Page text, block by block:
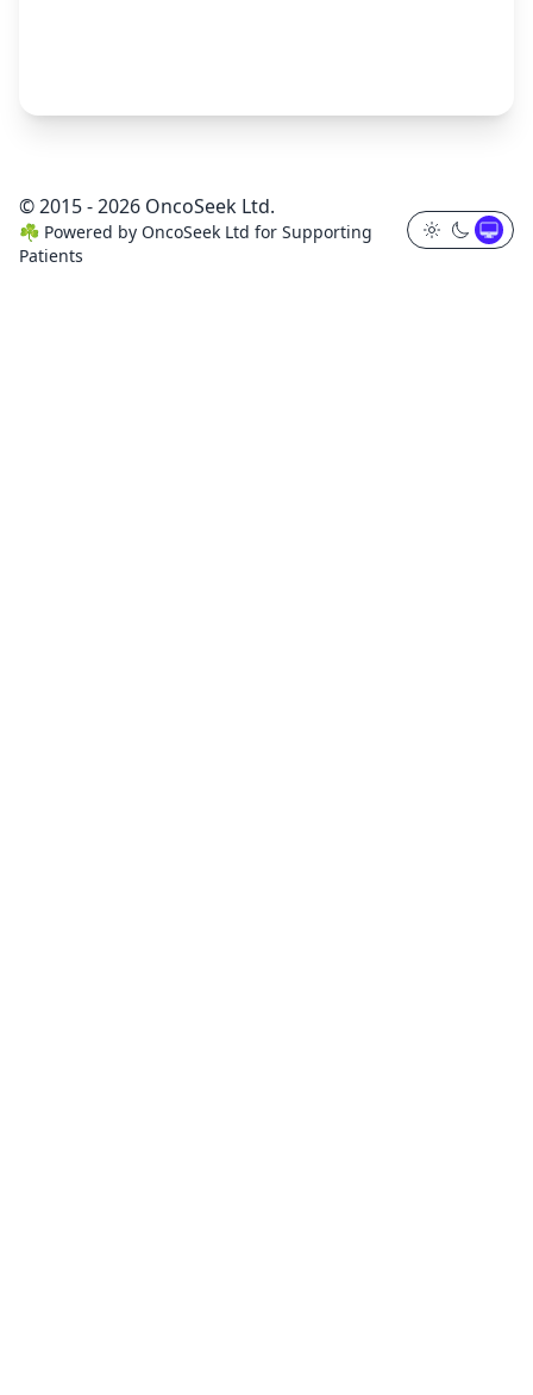
© 2015 - 2026 OncoSeek Ltd.
☘️ Powered by OncoSeek Ltd for Supporting
Patients